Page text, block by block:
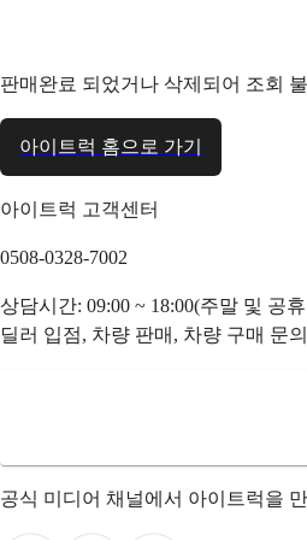
판매완료 되었거나 삭제되어 조회
아이트럭 홈으로 가기
아이트럭 고객센터
0508-0328-7002
상담시간: 09:00 ~ 18:00(주말 및 공
딜러 입점, 차량 판매, 차량 구매 문
공식 미디어 채널에서 아이트럭을